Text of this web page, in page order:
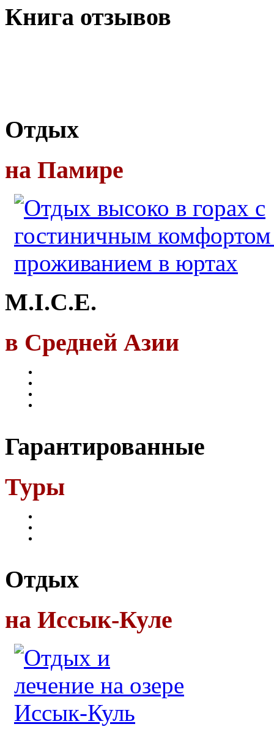
Книга отзывов
Отдых
на Памире
M.I.C.E.
в Средней Азии
Гарантированные
Туры
Отдых
на Иссык-Куле